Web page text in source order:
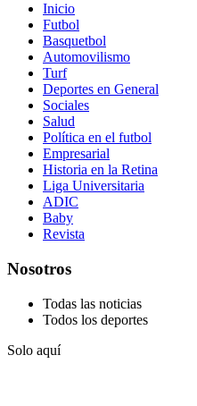
Inicio
Futbol
Basquetbol
Automovilismo
Turf
Deportes en General
Sociales
Salud
Política en el futbol
Empresarial
Historia en la Retina
Liga Universitaria
ADIC
Baby
Revista
Nosotros
Todas las noticias
Todos los deportes
Solo aquí